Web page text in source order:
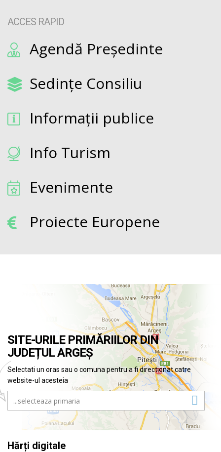
ACCES RAPID
Agendă Președinte
Sedințe Consiliu
Informații publice
Info Turism
Evenimente
Proiecte Europene
SITE-URILE PRIMĂRIILOR DIN
JUDEȚUL ARGEȘ
Selectati un oras sau o comuna pentru a fi directionat catre
website-ul acesteia
Hărți digitale